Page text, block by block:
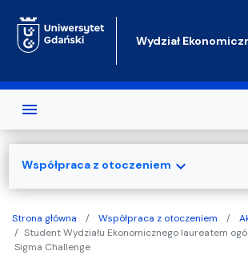
Wydział
Strona główna Współpraca z otoczeniem
Student Wydziału Ekonomicznego laureatem
Sigma Challenge
Współpraca z otoczeniem expand_more